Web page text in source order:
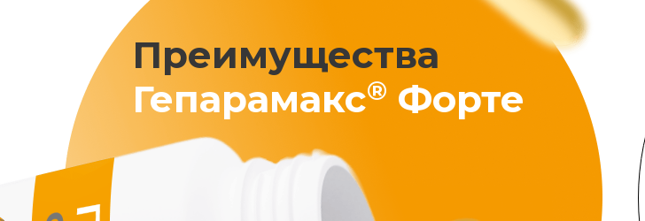
Преимущества
Гепарамакс® Форте